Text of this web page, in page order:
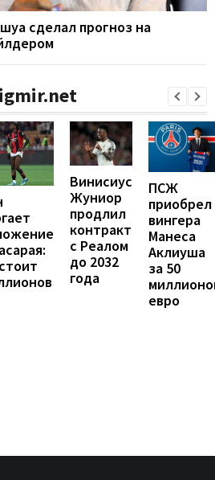
сделал прогноз на
Винисиус
Жуниор
продлил
контракт
с Реалом
до 2032
года
ПСЖ
приобрел
вингера
Манеса
Аклиуша
за 50
евро